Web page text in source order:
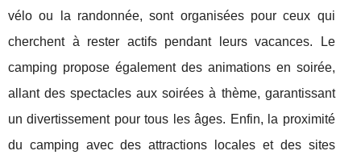
vélo ou la randonnée, sont organisées pour ceux qui
cherchent à rester actifs pendant leurs vacances. Le
camping propose également des animations en soirée,
allant des spectacles aux soirées à thème, garantissant
un divertissement pour tous les âges. Enfin, la proximité
du camping avec des attractions locales et des sites